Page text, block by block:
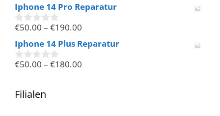
o
n
5
Iphone 14 Pro Reparatur
0
o
n
5
€50.00 – €190.00
Iphone 14 Plus Reparatur
0
n
5
€50.00 – €180.00
Filialen